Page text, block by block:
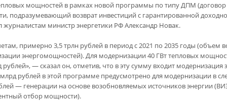
мощностей в рамках новой программы по типу ДПМ (договор
подразумевающий возврат инвестиций с гарантированной
министр энергетики РФ Александр Новак.
примерно 3,5 трлн рублей в период с 2021 по 2035 годы (объем
энергомощностей). Для модернизации 40 ГВт тепловых
рублей», — сказал он, отметив, что в эту сумму входит модернизация
рублей в этой программе предусмотрено для модернизации в
— генерации на основе возобновляемых источников энергии
отбор мощности).